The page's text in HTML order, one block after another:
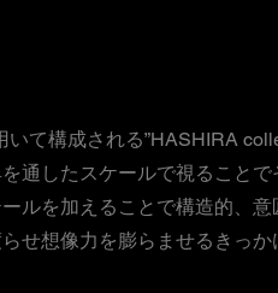
て構成される”HASHIRA
通したスケールで視ることで
ルを加えることで構造的、
せ想像力を膨らませるきっ